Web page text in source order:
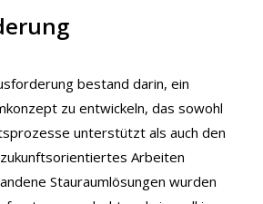
bestand darin, ein
zu entwickeln, das sowohl
unterstützt als auch den
Arbeiten
Stauraumlösungen wurden